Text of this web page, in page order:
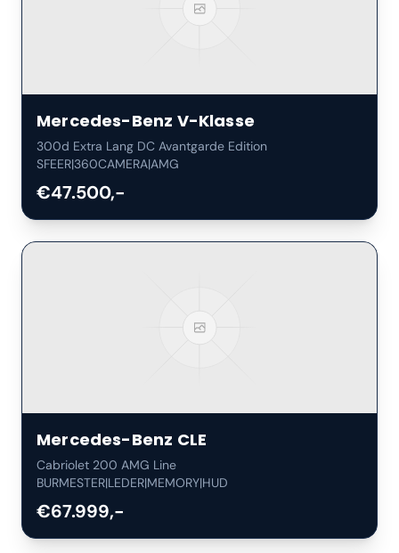
Mercedes-Benz V-Klasse
300d Extra Lang DC Avantgarde Edition
SFEER|360CAMERA|AMG
€47.500,-
Mercedes-Benz CLE
Cabriolet 200 AMG Line
BURMESTER|LEDER|MEMORY|HUD
€67.999,-